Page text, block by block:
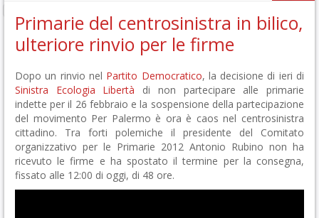
Primarie del centrosinistra in bilico,
ulteriore rinvio per le firme
Dopo un rinvio nel Partito Democratico, la decisione di ieri di
Sinistra Ecologia Libertà di non partecipare alle primarie
indette per il 26 febbraio e la sospensione della partecipazione
del movimento Per Palermo è ora è caos nel centrosinistra
cittadino. Tra forti polemiche il presidente del Comitato
organizzativo per le Primarie 2012 Antonio Rubino non ha
ricevuto le firme e ha spostato il termine per la consegna,
fissato alle 12:00 di oggi, di 48 ore.